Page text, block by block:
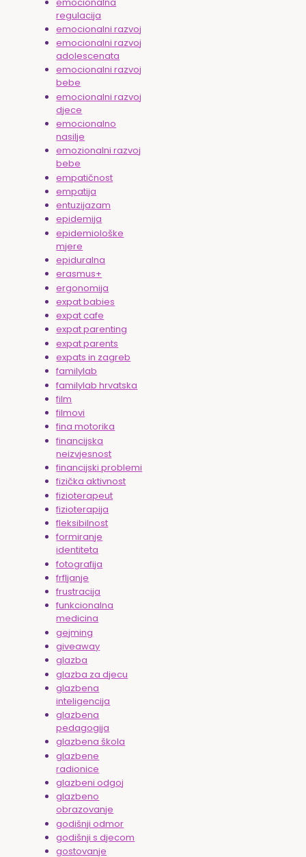
regulacija
emocionalni razvoj
emocionalni razvoj
adolescenata
emocionalni razvoj
bebe
emocionalni razvoj
djece
emocionalno
nasilje
emozionalni razvoj
bebe
empatičnost
empatija
entuzijazam
epidemija
epidemiološke
mjere
epiduralna
erasmus+
ergonomija
expat babies
expat cafe
expat parenting
expat parents
expats in zagreb
familylab
familylab hrvatska
film
filmovi
fina motorika
financijska
neizvjesnost
financijski problemi
fizička aktivnost
fizioterapeut
fizioterapija
fleksibilnost
formiranje
identiteta
fotografija
frfljanje
frustracija
funkcionalna
medicina
gejming
giveaway
glazba
glazba za djecu
glazbena
inteligencija
glazbena
pedagogija
glazbena škola
glazbene
radionice
glazbeni odgoj
glazbeno
obrazovanje
godišnji odmor
godišnji s djecom
gostovanje